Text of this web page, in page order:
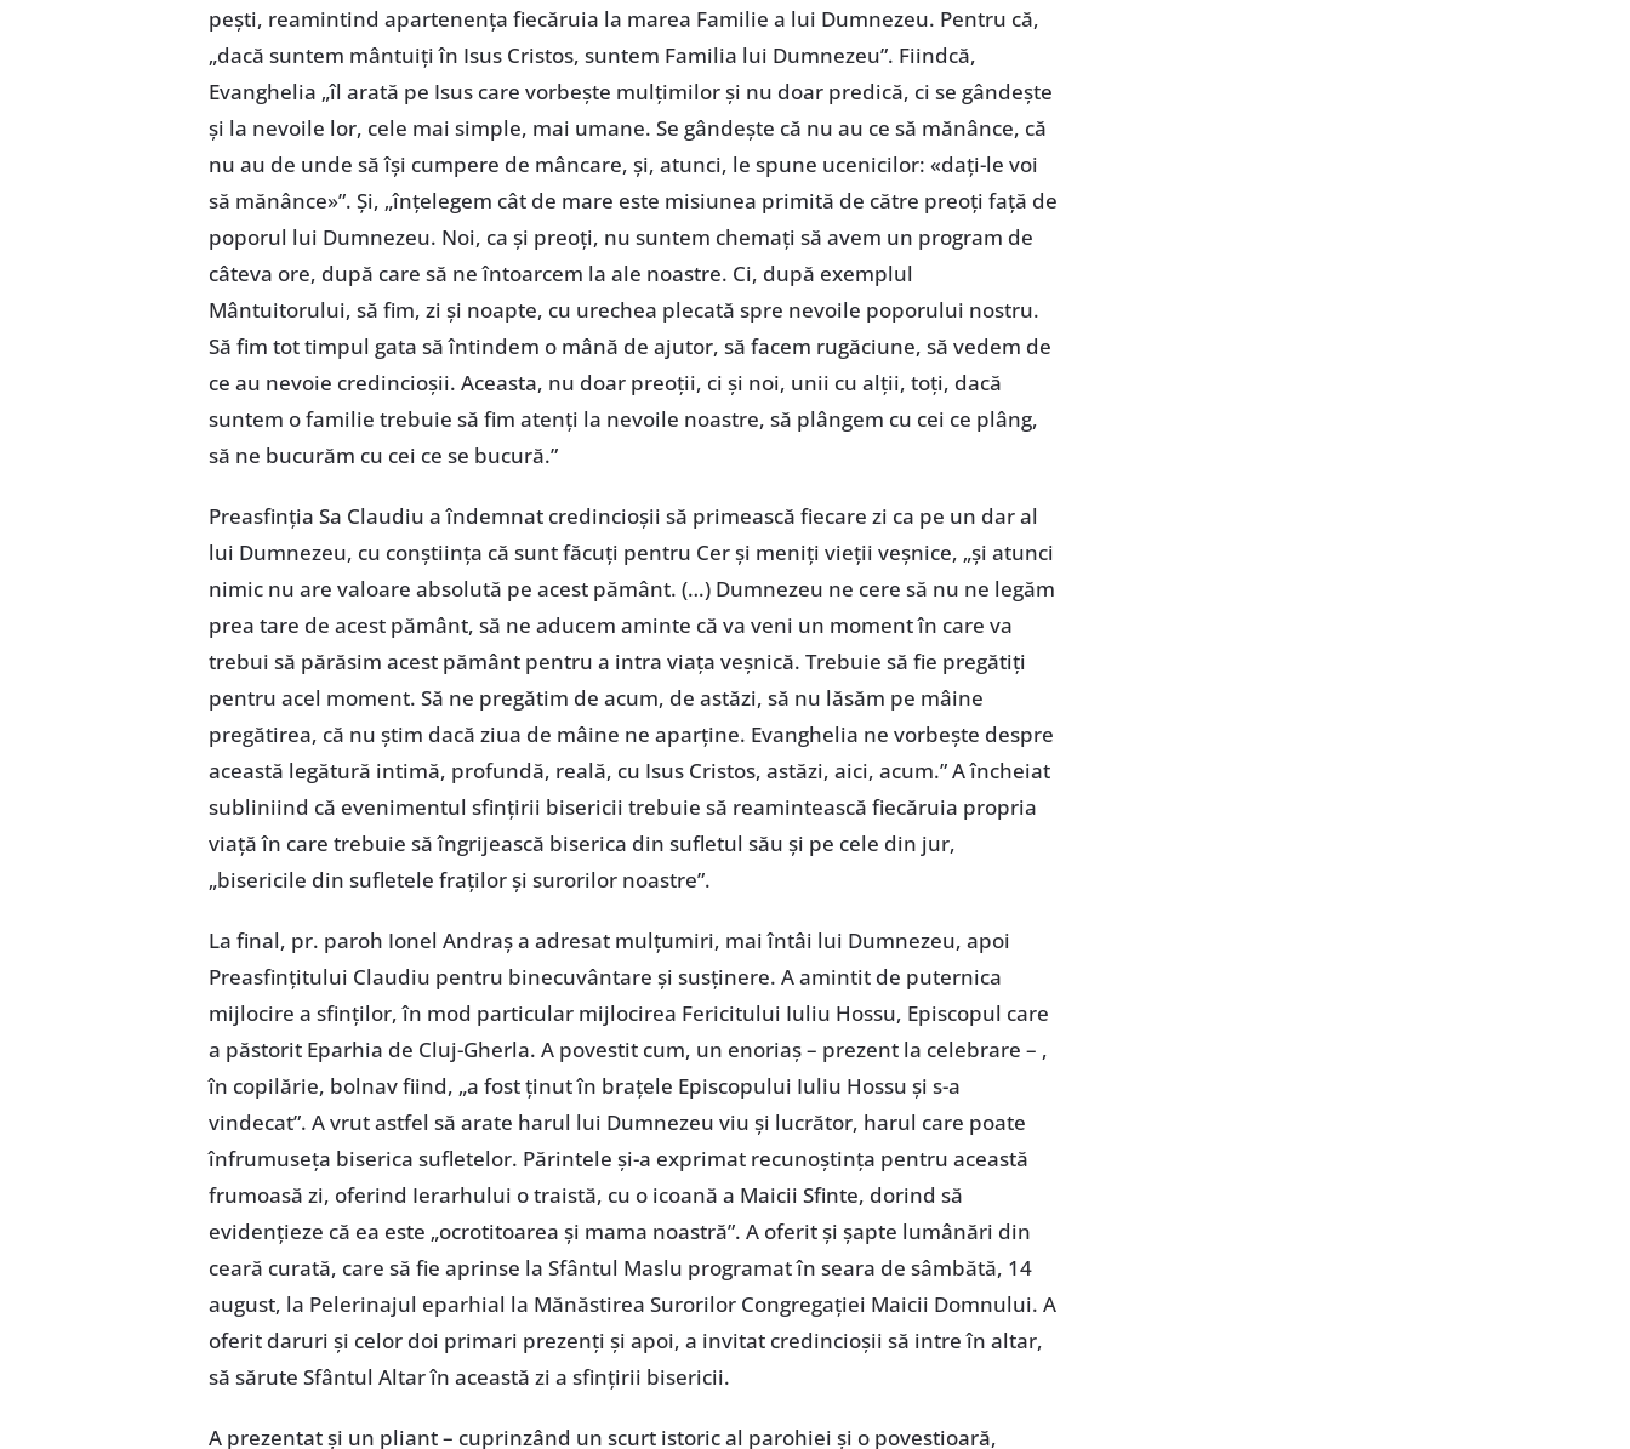
pești, reamintind apartenența fiecăruia la marea Familie a lui Dumnezeu. Pentru că,
„dacă suntem mântuiți în Isus Cristos, suntem Familia lui Dumnezeu”. Fiindcă,
Evanghelia „îl arată pe Isus care vorbește mulțimilor și nu doar predică, ci se gândește
și la nevoile lor, cele mai simple, mai umane. Se gândește că nu au ce să mănânce, că
nu au de unde să își cumpere de mâncare, și, atunci, le spune ucenicilor: «dați-le voi
să mănânce»”. Și, „înțelegem cât de mare este misiunea primită de către preoți față de
poporul lui Dumnezeu. Noi, ca și preoți, nu suntem chemați să avem un program de
câteva ore, după care să ne întoarcem la ale noastre. Ci, după exemplul
Mântuitorului, să fim, zi și noapte, cu urechea plecată spre nevoile poporului nostru.
Să fim tot timpul gata să întindem o mână de ajutor, să facem rugăciune, să vedem de
ce au nevoie credincioșii. Aceasta, nu doar preoții, ci și noi, unii cu alții, toți, dacă
suntem o familie trebuie să fim atenți la nevoile noastre, să plângem cu cei ce plâng,
să ne bucurăm cu cei ce se bucură.”
Preasfinția Sa Claudiu a îndemnat credincioșii să primească fiecare zi ca pe un dar al
lui Dumnezeu, cu conștiința că sunt făcuți pentru Cer și meniți vieții veșnice, „și atunci
nimic nu are valoare absolută pe acest pământ. (…) Dumnezeu ne cere să nu ne legăm
prea tare de acest pământ, să ne aducem aminte că va veni un moment în care va
trebui să părăsim acest pământ pentru a intra viața veșnică. Trebuie să fie pregătiți
pentru acel moment. Să ne pregătim de acum, de astăzi, să nu lăsăm pe mâine
pregătirea, că nu știm dacă ziua de mâine ne aparține. Evanghelia ne vorbește despre
această legătură intimă, profundă, reală, cu Isus Cristos, astăzi, aici, acum.” A încheiat
subliniind că evenimentul sfințirii bisericii trebuie să reamintească fiecăruia propria
viață în care trebuie să îngrijească biserica din sufletul său și pe cele din jur,
„bisericile din sufletele fraților și surorilor noastre”.
La final, pr. paroh Ionel Andraș a adresat mulțumiri, mai întâi lui Dumnezeu, apoi
Preasfințitului Claudiu pentru binecuvântare și susținere. A amintit de puternica
mijlocire a sfinților, în mod particular mijlocirea Fericitului Iuliu Hossu, Episcopul care
a păstorit Eparhia de Cluj-Gherla. A povestit cum, un enoriaș – prezent la celebrare – ,
în copilărie, bolnav fiind, „a fost ținut în brațele Episcopului Iuliu Hossu și s-a
vindecat”. A vrut astfel să arate harul lui Dumnezeu viu și lucrător, harul care poate
înfrumuseța biserica sufletelor. Părintele și-a exprimat recunoștința pentru această
frumoasă zi, oferind Ierarhului o traistă, cu o icoană a Maicii Sfinte, dorind să
evidențieze că ea este „ocrotitoarea și mama noastră”. A oferit și șapte lumânări din
ceară curată, care să fie aprinse la Sfântul Maslu programat în seara de sâmbătă, 14
august, la Pelerinajul eparhial la Mănăstirea Surorilor Congregației Maicii Domnului. A
oferit daruri și celor doi primari prezenți și apoi, a invitat credincioșii să intre în altar,
să sărute Sfântul Altar în această zi a sfințirii bisericii.
A prezentat și un pliant – cuprinzând un scurt istoric al parohiei și o povestioară,